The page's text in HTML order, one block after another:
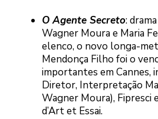
O Agente Secreto:
Wagner Moura e Maria
elenco, o novo longa-
Mendonça Filho foi o
importantes em Cannes,
Diretor, Interpretação
Wagner Moura), Fipresci
d’Art et Essai.